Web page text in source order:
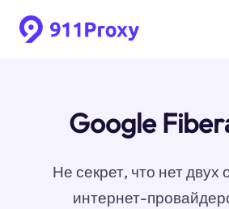
Google
Не секрет, что нет двух
интернет-